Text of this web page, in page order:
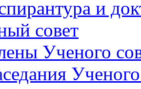
и
совет
Ученого